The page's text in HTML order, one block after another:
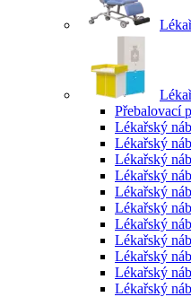
Přebalovací
Lékařský
Lékařský
Lékařský
Lékařský
Lékařský
Lékařský
Lékařský
Lékařský
Lékařský
Lékařský
Lékařský